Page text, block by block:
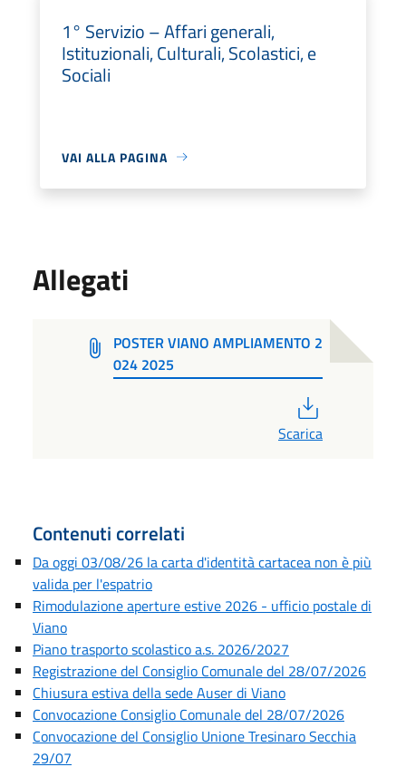
1° Servizio – Affari generali,
Istituzionali, Culturali, Scolastici, e
Sociali
VAI ALLA PAGINA
Allegati
POSTER VIANO AMPLIAMENTO 2
024 2025
Scarica
Contenuti correlati
Da oggi 03/08/26 la carta d'identità cartacea non è più
valida per l'espatrio
Rimodulazione aperture estive 2026 - ufficio postale di
Viano
Piano trasporto scolastico a.s. 2026/2027
Registrazione del Consiglio Comunale del 28/07/2026
Chiusura estiva della sede Auser di Viano
Convocazione Consiglio Comunale del 28/07/2026
Convocazione del Consiglio Unione Tresinaro Secchia
29/07